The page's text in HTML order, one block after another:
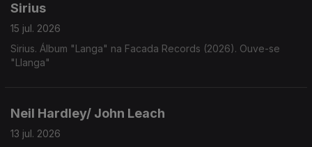
Sirius
15 jul. 2026
Sirius. Álbum "Langa" na Facada Records (2026). Ouve-se
"Llanga"
Neil Hardley/ John Leach
13 jul. 2026